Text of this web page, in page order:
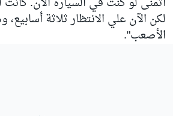
لكن الآن علي الانتظار ثلاثة
الأصعب".